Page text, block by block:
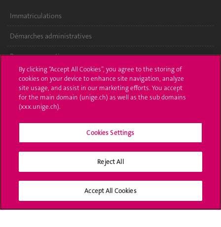
Immatriculations
Démarches administratives
Poser une question
L'UNIGE vous informe
UNIGE Mobile
Médias sociaux UNIGE
By clicking “Accept All Cookies”, you agree to the storing of
cookies on your device to enhance site navigation, analyze
site usage, and assist in our marketing efforts. You accept
for the main domain (unige.ch) as well as the sub domains
(xxx.unige.ch).
Cookies Settings
Reject All
Accept All Cookies